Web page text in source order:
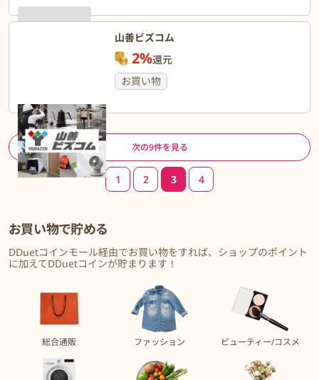
山善ビズコム
2%還元
お買い物
ページ送り
次の9件を見る
1 2 3 4
お買い物で貯める
DDuetコインモール経由でお買い物をすれば、ショップのポイント
に加えてDDuetコインが貯まります！
総合通販 ファッション ビューティー/コスメ